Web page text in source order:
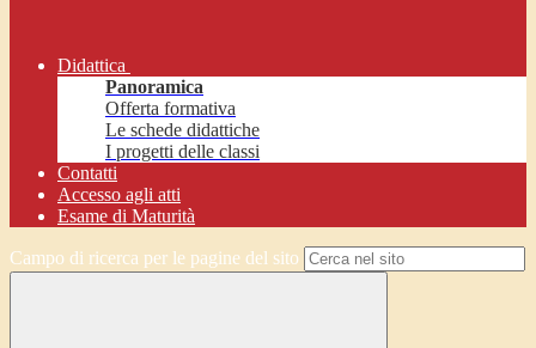
Didattica
Panoramica
Offerta formativa
Le schede didattiche
I progetti delle classi
Contatti
Accesso agli atti
Esame di Maturità
Campo di ricerca per le pagine del sito